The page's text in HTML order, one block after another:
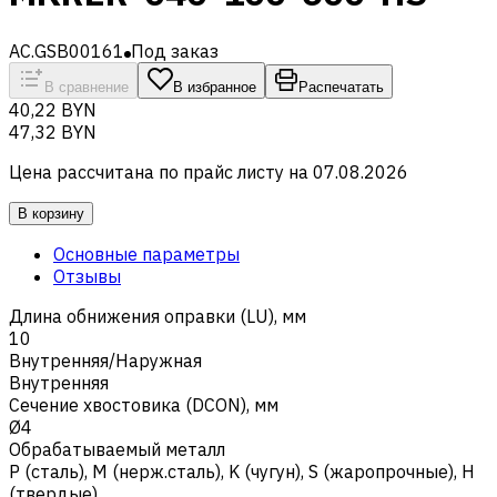
AC.GSB00161 Под заказ
В сравнение В избранное Распечатать
40,22 BYN
47,32 BYN
Цена рассчитана по прайс листу на 07.08.2026
В корзину
Основные параметры
Отзывы
Длина обнижения оправки (LU), мм
10
Внутренняя/Наружная
Внутренняя
Сечение хвостовика (DCON), мм
Ø4
Обрабатываемый металл
Р (сталь), M (нерж.сталь), K (чугун), S (жаропрочные), H